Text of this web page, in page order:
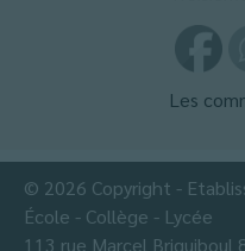
Les
© 2026 Copyright -
École - Collège - Lycée
113 rue Marcel Briguiboul